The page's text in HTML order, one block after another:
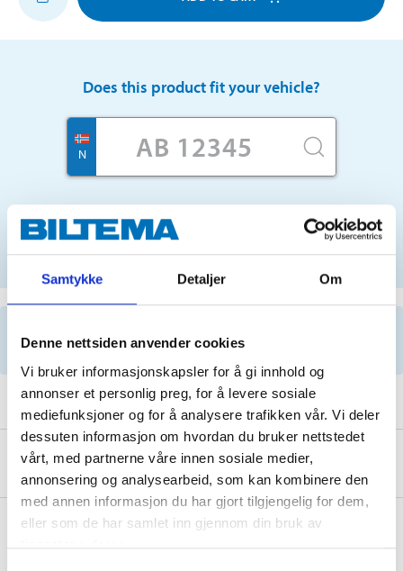
Samtykke Detaljer Om
Denne nettsiden anvender cookies
Vi bruker informasjonskapsler for å gi innhold og
annonser et personlig preg, for å levere sosiale
mediefunksjoner og for å analysere trafikken vår. Vi deler
dessuten informasjon om hvordan du bruker nettstedet
vårt, med partnerne våre innen sosiale medier,
annonsering og analysearbeid, som kan kombinere den
med annen informasjon du har gjort tilgjengelig for dem,
eller som de har samlet inn gjennom din bruk av
Does this product fit your vehicle?
N
No registration number?
parts by reg. number and service recommendations.
About the manufacturer